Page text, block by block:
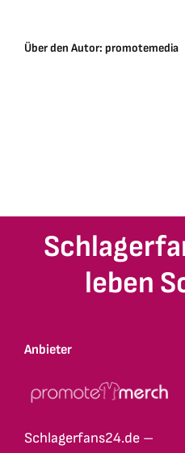
Über den Autor: promotemedia
leben
Anbieter
Schlagerfans24.de –